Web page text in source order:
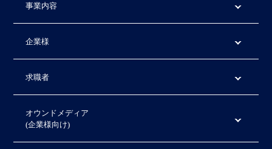
事業内容
企業様
求職者
オウンドメディア
(企業様向け)